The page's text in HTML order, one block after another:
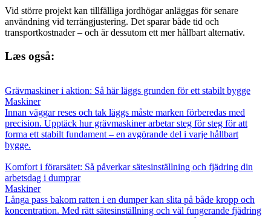
Vid större projekt kan tillfälliga jordhögar anläggas för senare
användning vid terrängjustering. Det sparar både tid och
transportkostnader – och är dessutom ett mer hållbart alternativ.
Læs også:
Grävmaskiner i aktion: Så här läggs grunden för ett stabilt bygge
Maskiner
Innan väggar reses och tak läggs måste marken förberedas med
precision. Upptäck hur grävmaskiner arbetar steg för steg för att
forma ett stabilt fundament – en avgörande del i varje hållbart
bygge.
Komfort i förarsätet: Så påverkar sätesinställning och fjädring din
arbetsdag i dumprar
Maskiner
Långa pass bakom ratten i en dumper kan slita på både kropp och
koncentration. Med rätt sätesinställning och väl fungerande fjädring